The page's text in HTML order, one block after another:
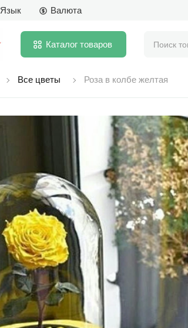
Язык Валюта
Каталог товаров
Все цветы Роза в колбе желтая